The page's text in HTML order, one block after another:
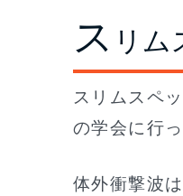
ス リム
スリムスペ
の学会に行
体外衝撃波